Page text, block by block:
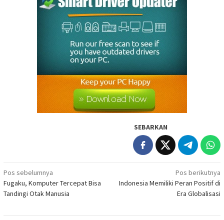
SEBARKAN
Navigasi
pos
Pos sebelumnya
Fugaku, Komputer Tercepat Bisa
Tandingi Otak Manusia
Pos berikutnya
Indonesia Memiliki Peran Positif di
Era Globalisasi